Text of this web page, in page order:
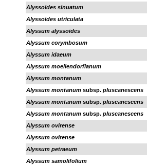
Alyssoides sinuatum
Alyssoides utriculata
Alyssum alyssoides
Alyssum corymbosum
Alyssum idaeum
Alyssum moellendorfianum
Alyssum montanum
Alyssum montanum subsp. pluscanescens
Alyssum montanum subsp. pluscanescens
Alyssum montanum subsp. pluscanescens
Alyssum ovirense
Alyssum ovirense
Alyssum petraeum
Alyssum samolifolium